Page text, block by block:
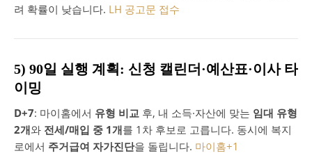
려 확률이 낮습니다. LH 공고문 접수
5) 90일 실행 계획: 신청 캘린더·예산표·이사 타
이밍
D+7: 마이홈에서 유형 비교 후, 내 소득·자산에 맞는 임대 유형
2개와 전세/매입 중 1개를 1차 후보로 고릅니다. 동시에 복지
로에서 주거급여 자가진단을 돌립니다. 마이홈+1